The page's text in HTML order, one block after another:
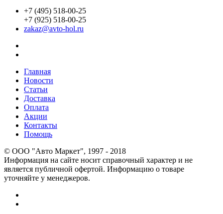
+7 (495) 518-00-25
+7 (925) 518-00-25
zakaz@avto-hol.ru
Главная
Новости
Статьи
Доставка
Оплата
Акции
Контакты
Помощь
© OOO "Авто Маркет", 1997 - 2018
Информация на сайте носит справочный характер и не
является публичной офертой. Информацию о товаре
уточняйте у менеджеров.